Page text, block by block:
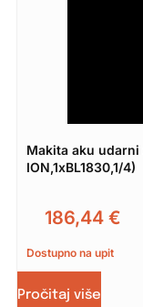
Makita aku udarni
ION,1xBL1830,1/4)
186,44 €
Dostupno na upit
Pročitaj više